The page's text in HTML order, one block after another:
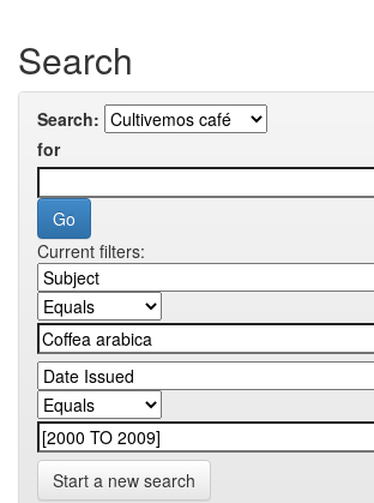
Search
Search:
for
Current filters:
Start a new search